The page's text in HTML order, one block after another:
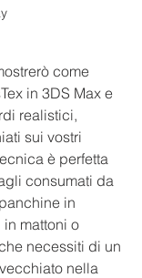
come
in 3DS Max e
realistici,
sui vostri
è perfetta
consumati da
in
mattoni o
necessiti di un
nella